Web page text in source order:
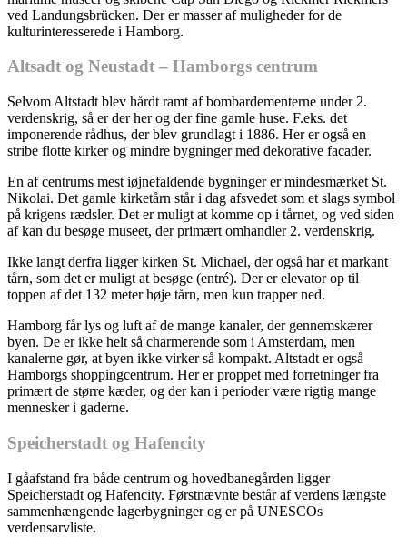
ved Landungsbrücken. Der er masser af muligheder for de
kulturinteresserede i Hamborg.
Altsadt og Neustadt – Hamborgs centrum
Selvom Altstadt blev hårdt ramt af bombardementerne under 2.
verdenskrig, så er der her og der fine gamle huse. F.eks. det
imponerende rådhus, der blev grundlagt i 1886. Her er også en
stribe flotte kirker og mindre bygninger med dekorative facader.
En af centrums mest iøjnefaldende bygninger er mindesmærket St.
Nikolai. Det gamle kirketårn står i dag afsvedet som et slags symbol
på krigens rædsler. Det er muligt at komme op i tårnet, og ved siden
af kan du besøge museet, der primært omhandler 2. verdenskrig.
Ikke langt derfra ligger kirken St. Michael, der også har et markant
tårn, som det er muligt at besøge (entré). Der er elevator op til
toppen af det 132 meter høje tårn, men kun trapper ned.
Hamborg får lys og luft af de mange kanaler, der gennemskærer
byen. De er ikke helt så charmerende som i Amsterdam, men
kanalerne gør, at byen ikke virker så kompakt. Altstadt er også
Hamborgs shoppingcentrum. Her er proppet med forretninger fra
primært de større kæder, og der kan i perioder være rigtig mange
mennesker i gaderne.
Speicherstadt og Hafencity
I gåafstand fra både centrum og hovedbanegården ligger
Speicherstadt og Hafencity. Førstnævnte består af verdens længste
sammenhængende lagerbygninger og er på UNESCOs
verdensarvliste.